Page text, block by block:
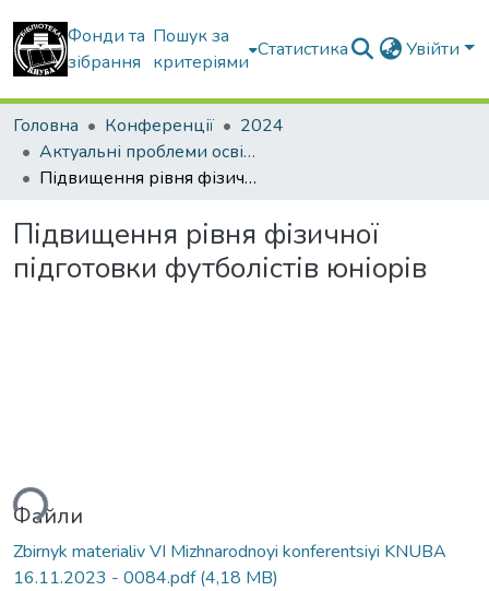
Фонди та
зібрання
Пошук за
критеріями
Статистика Увійти
Головна Конференції
2024
Актуальні проблеми освітнього процесу в контексті європейського вибору України
Підвищення рівня фізичної підготовки футболістів юніорів
Підвищення рівня фізичної
підготовки футболістів юніорів
Файли
Zbirnyk materialiv VI Mizhnarodnoyi konferentsiyi KNUBA
16.11.2023 - 0084.pdf(4,18 MB)